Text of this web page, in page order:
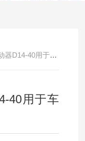
40用于车辆制造
40用于车